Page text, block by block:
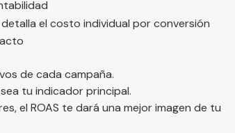
el costo individual por conversión
de cada campaña.
tu indicador principal.
el ROAS te dará una mejor imagen de tu